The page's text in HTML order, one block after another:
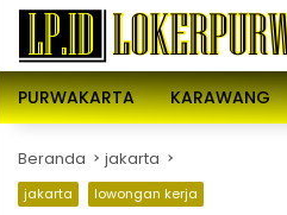
PURWAKARTA KARAWANG
Beranda jakarta
jakarta lowongan kerja